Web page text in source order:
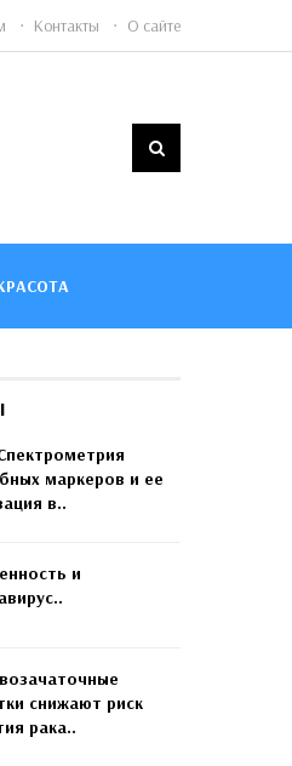
Контакты О сайте
маркеров и ее
в..
и
снижают риск
рака..